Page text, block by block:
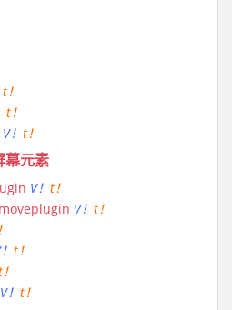
t！
t！
V！ t！
幕元素
V！ t！
V！ t！
t！
V！ t！